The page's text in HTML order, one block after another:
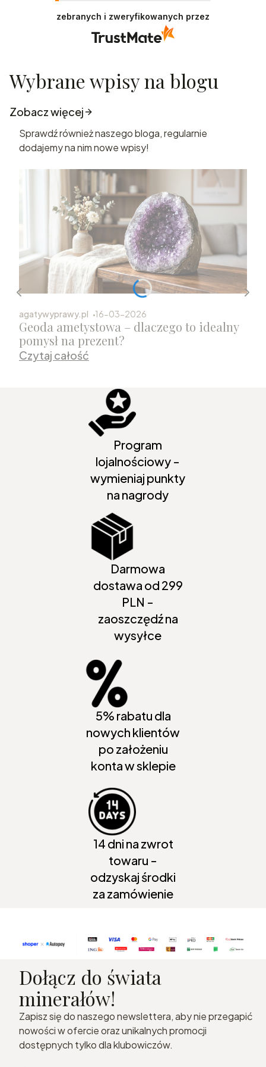
zebranych i zweryfikowanych przez
Wybrane wpisy na blogu
Zobacz więcej
Sprawdź również naszego bloga, regularnie
dodajemy na nim nowe wpisy!
agatywyprawy.pl 16-03-2026
Geoda ametystowa – dlaczego to idealny
pomysł na prezent?
Czytaj całość
Program
lojalnościowy -
wymieniaj punkty
na nagrody
Darmowa
dostawa od 299
PLN -
zaoszczędź na
wysyłce
5% rabatu dla
nowych klientów
po założeniu
konta w sklepie
14 dni na zwrot
towaru -
odzyskaj środki
za zamówienie
Dołącz do świata
minerałów!
Zapisz się do naszego newslettera, aby nie przegapić
nowości w ofercie oraz unikalnych promocji
dostępnych tylko dla klubowiczów.